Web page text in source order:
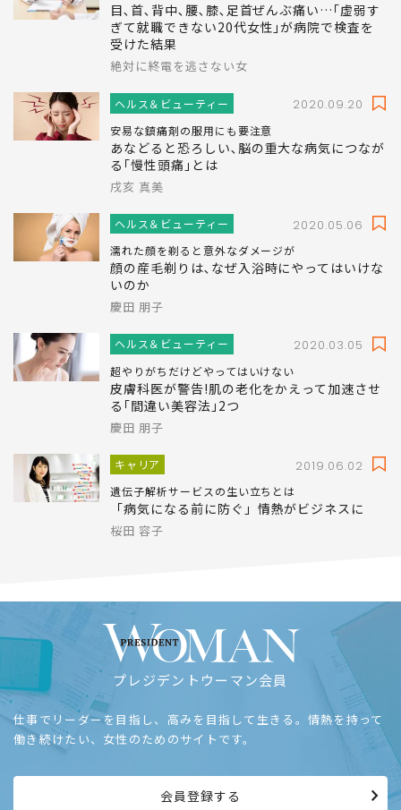
目､首､背中､腰､膝､足首ぜんぶ痛い…｢虚弱す
ぎて就職できない20代女性｣が病院で検査を
受けた結果
絶対に終電を逃さない女
ヘルス＆ビューティー 2020.09.20
安易な鎮痛剤の服用にも要注意
あなどると恐ろしい､脳の重大な病気につなが
る｢慢性頭痛｣とは
戌亥 真美
ヘルス＆ビューティー 2020.05.06
濡れた顔を剃ると意外なダメージが
顔の産毛剃りは､なぜ入浴時にやってはいけな
いのか
慶田 朋子
ヘルス＆ビューティー 2020.03.05
超やりがちだけどやってはいけない
皮膚科医が警告!肌の老化をかえって加速させ
る｢間違い美容法｣2つ
慶田 朋子
キャリア 2019.06.02
遺伝子解析サービスの生い立ちとは
「病気になる前に防ぐ」情熱がビジネスに
桜田 容子
プレジデントウーマン会員
仕事でリーダーを目指し、高みを目指して生きる。情熱を持って
働き続けたい、女性のためのサイトです。
会員登録する